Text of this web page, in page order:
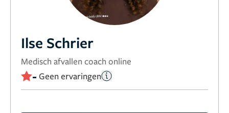
Ilse Schrier
Medisch afvallen coach online
- Geen ervaringen